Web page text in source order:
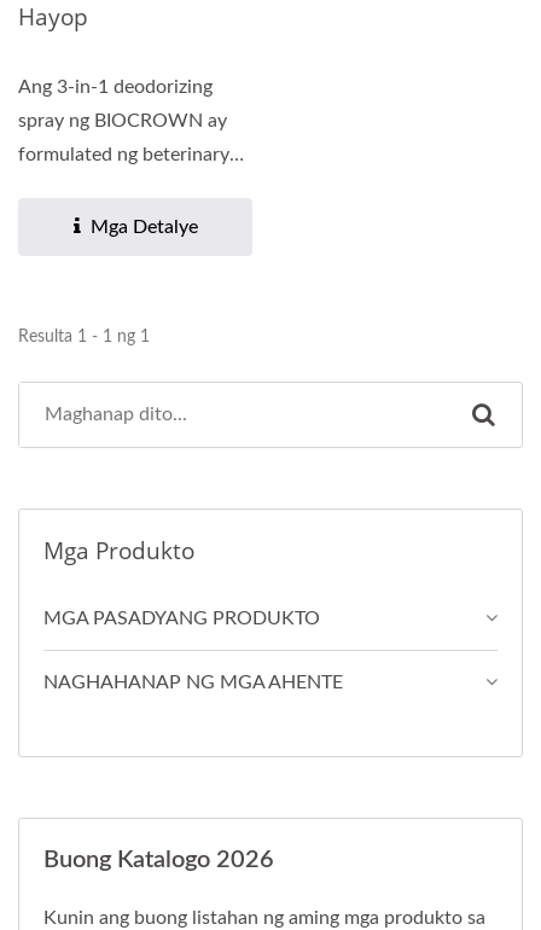
Hayop
Ang 3-in-1 deodorizing
spray ng BIOCROWN ay
formulated ng beterinaryo.
Mga Detalye
Resulta 1 - 1 ng 1
Mga Produkto
MGA PASADYANG PRODUKTO
NAGHAHANAP NG MGA AHENTE
Buong Katalogo 2026
Kunin ang buong listahan ng aming mga produkto sa